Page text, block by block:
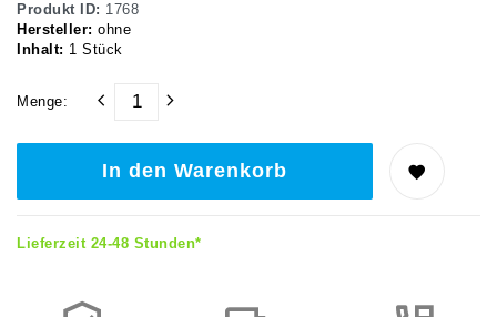
Produkt ID: 1768
Hersteller: ohne
Inhalt: 1 Stück
Menge:
In den Warenkorb
Lieferzeit 24-48 Stunden*